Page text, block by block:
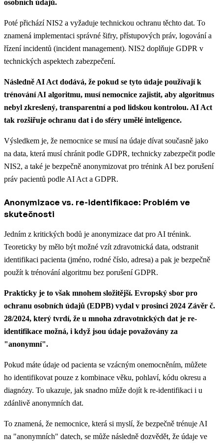
osobních údajů.
Poté přichází NIS2 a vyžaduje technickou ochranu těchto dat. To
znamená implementaci správné šifry, přístupových práv, logování a
řízení incidentů (incident management). NIS2 doplňuje GDPR v
technických aspektech zabezpečení.
Následně AI Act dodává, že pokud se tyto údaje používají k
trénování AI algoritmu, musí nemocnice zajistit, aby algoritmus
nebyl zkreslený, transparentní a pod lidskou kontrolou. AI Act
tak rozšiřuje ochranu dat i do sféry umělé inteligence.
Výsledkem je, že nemocnice se musí na údaje dívat současně jako
na data, která musí chránit podle GDPR, technicky zabezpečit podle
NIS2, a také je bezpečně anonymizovat pro trénink AI bez porušení
práv pacientů podle AI Act a GDPR.
Anonymizace vs. re-identifikace: Problém ve
skutečnosti
Jedním z kritických bodů je anonymizace dat pro AI trénink.
Teoreticky by mělo být možné vzít zdravotnická data, odstranit
identifikaci pacienta (jméno, rodné číslo, adresa) a pak je bezpečně
použít k trénování algoritmu bez porušení GDPR.
Prakticky je to však mnohem složitější. Evropský sbor pro
ochranu osobních údajů (EDPB) vydal v prosinci 2024 Závěr č.
28/2024, který tvrdí, že u mnoha zdravotnických dat je re-
identifikace možná, i když jsou údaje považovány za
"anonymní".
Pokud máte údaje od pacienta se vzácným onemocněním, můžete
ho identifikovat pouze z kombinace věku, pohlaví, kódu okresu a
diagnózy. To ukazuje, jak snadno může dojít k re-identifikaci i u
zdánlivě anonymních dat.
To znamená, že nemocnice, která si myslí, že bezpečně trénuje AI
na "anonymních" datech, se může následně dozvědět, že údaje ve